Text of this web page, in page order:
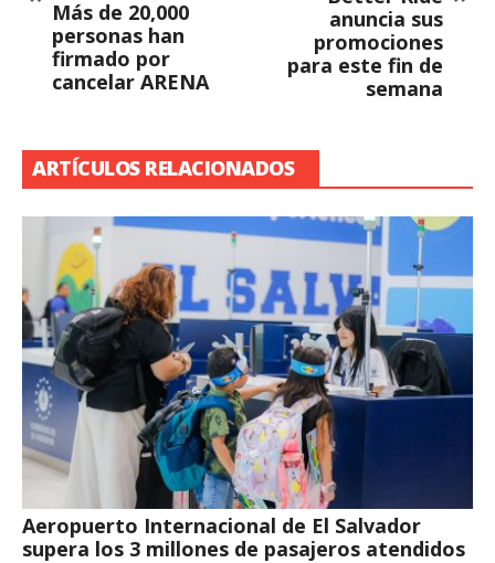
Más de 20,000
personas han
firmado por
cancelar ARENA
anuncia sus
promociones
para este fin de
semana
ARTÍCULOS RELACIONADOS
Aeropuerto Internacional de El Salvador
supera los 3 millones de pasajeros atendidos